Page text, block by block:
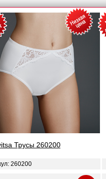
Трусы 260200
260200